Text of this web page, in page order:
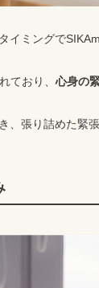
ミングで
ており、 心身の
張り詰めた緊